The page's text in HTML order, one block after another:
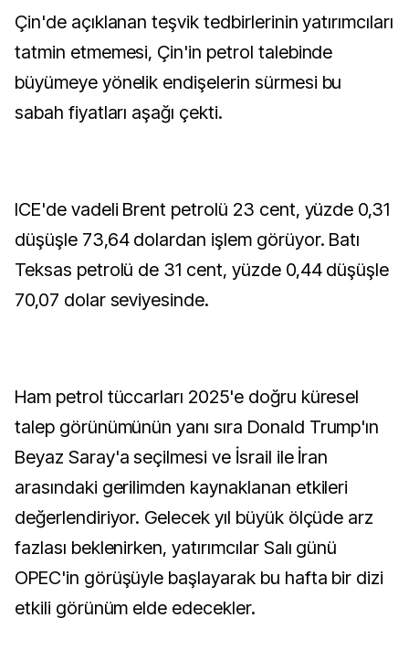
Çin'de açıklanan teşvik tedbirlerinin yatırımcıları
tatmin etmemesi, Çin'in petrol talebinde
büyümeye yönelik endişelerin sürmesi bu
sabah fiyatları aşağı çekti.
ICE'de vadeli Brent petrolü 23 cent, yüzde 0,31
düşüşle 73,64 dolardan işlem görüyor. Batı
Teksas petrolü de 31 cent, yüzde 0,44 düşüşle
70,07 dolar seviyesinde.
Ham petrol tüccarları 2025'e doğru küresel
talep görünümünün yanı sıra Donald Trump'ın
Beyaz Saray'a seçilmesi ve İsrail ile İran
arasındaki gerilimden kaynaklanan etkileri
değerlendiriyor. Gelecek yıl büyük ölçüde arz
fazlası beklenirken, yatırımcılar Salı günü
OPEC'in görüşüyle başlayarak bu hafta bir dizi
etkili görünüm elde edecekler.